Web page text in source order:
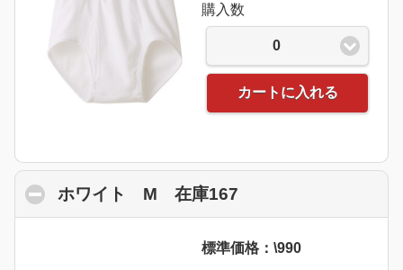
購入数
0
カートに入れる
ホワイト M 在庫167
標準価格：\990